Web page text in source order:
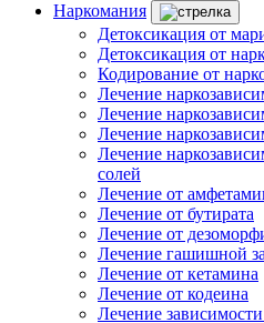
Наркомания
Детоксикация от
Детоксикация от
Кодирование от
Лечение
Лечение
Лечение
Лечение
солей
Лечение от
Лечение от бутирата
Лечение от
Лечение гашишной
Лечение от кетамина
Лечение от кодеина
Лечение